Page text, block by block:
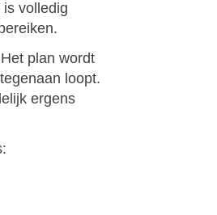
volledig
plan wordt
loopt.
ergens